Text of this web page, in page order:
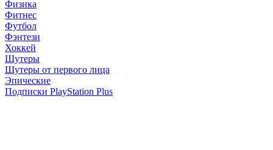
Физика
Фитнес
Футбол
Фэнтези
Хоккей
Шутеры
Шутеры от первого лица
Эпические
Подписки PlayStation Plus